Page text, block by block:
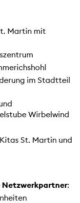
Martin mit
im Stadtteil
Wirbelwind
St. Martin und
Netzwerkpartner: